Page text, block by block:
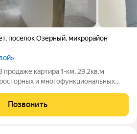
, посёлок Озёрный, микрорайон
продаже картира 1-км, 29,2кв.м
и многофункциональных
на первых этажах Зона с сухим
Собственные
Позвонить